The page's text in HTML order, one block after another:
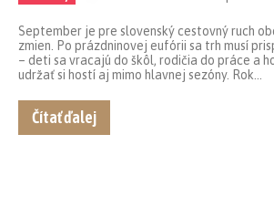
September je pre slovenský cestovný ruch
zmien. Po prázdninovej eufórii sa trh musí
– deti sa vracajú do škôl, rodičia do práce a
udržať si hostí aj mimo hlavnej sezóny. Rok...
Čítať ďalej